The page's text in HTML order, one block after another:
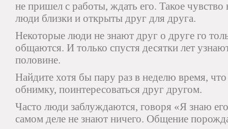
не пришел с работы, ждать его. Такое чувство
люди близки и открыты друг для друга.
Некоторые люди не знают друг о друге го
общаются. И только спустя десятки лет
половине.
Найдите хотя бы пару раз в неделю время,
обнимку, поинтересоваться друг другом.
Часто люди заблуждаются, говоря «Я знаю
самом деле не знают ничего. Общение